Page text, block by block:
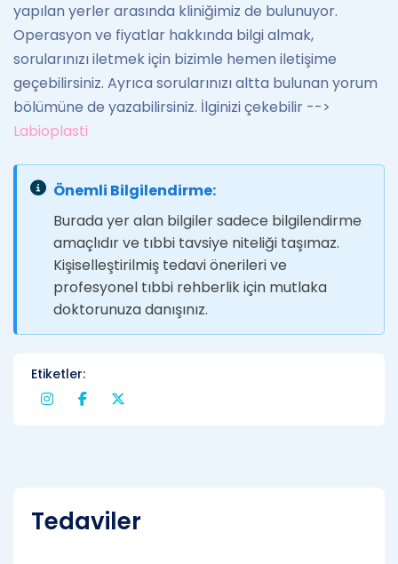
yapılan yerler arasında kliniğimiz de bulunuyor.
Operasyon ve fiyatlar hakkında bilgi almak,
sorularınızı iletmek için bizimle hemen iletişime
geçebilirsiniz. Ayrıca sorularınızı altta bulunan yorum
bölümüne de yazabilirsiniz. İlginizi çekebilir -->
Labioplasti
Önemli Bilgilendirme:
Burada yer alan bilgiler sadece bilgilendirme
amaçlıdır ve tıbbi tavsiye niteliği taşımaz.
Kişiselleştirilmiş tedavi önerileri ve
profesyonel tıbbi rehberlik için mutlaka
doktorunuza danışınız.
Etiketler:
Tedaviler